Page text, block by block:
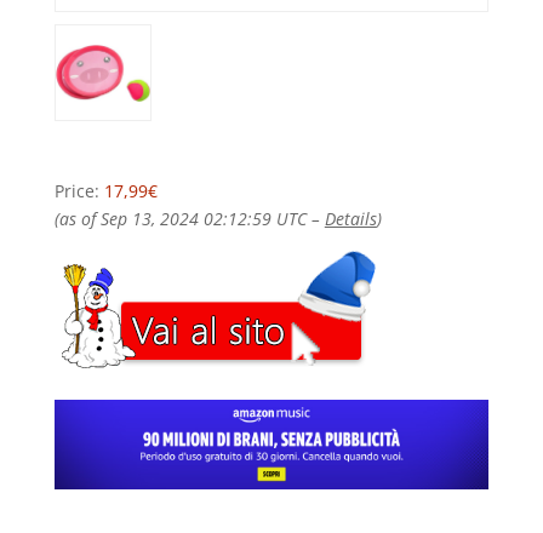
Price: 17,99€
(as of Sep 13, 2024 02:12:59 UTC – Details)